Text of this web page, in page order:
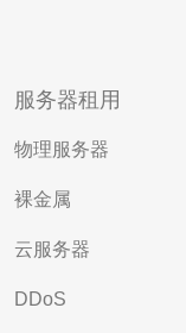
服务器租用
物理服务器
裸金属
云服务器
DDoS